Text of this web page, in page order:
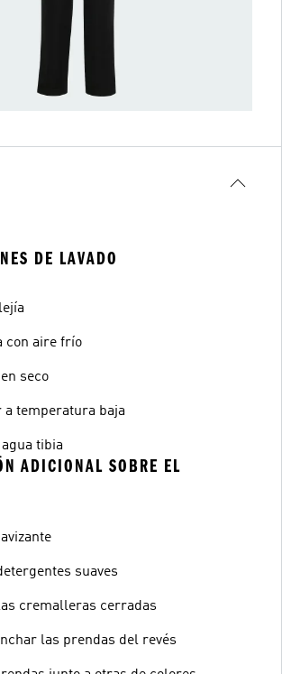
DE LAVADO
con aire frío
seco
a temperatura baja
tibia
ADICIONAL SOBRE EL
suaves
cremalleras cerradas
las prendas del revés